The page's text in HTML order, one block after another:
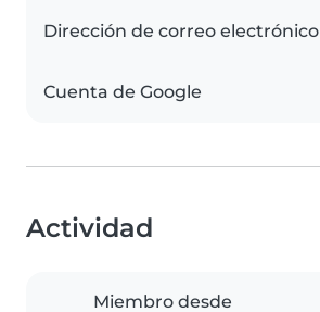
Dirección de correo electrónico
Cuenta de Google
Actividad
Miembro desde